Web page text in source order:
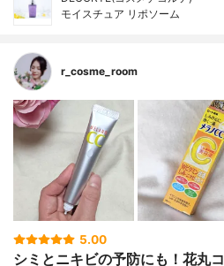
モイスチュア リポソーム
r_cosme_room
5.00
シミとニキビの予防にも！花丸